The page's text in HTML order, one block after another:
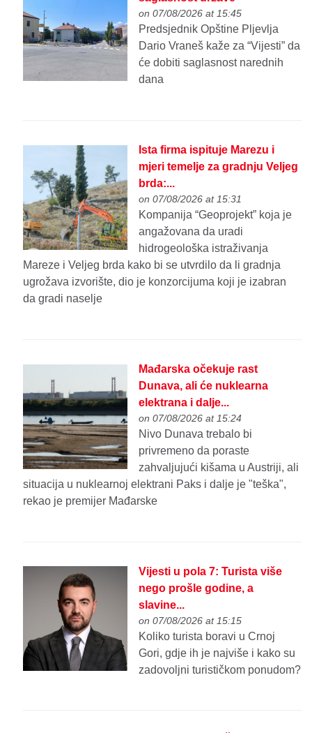
on 07/08/2026 at 15:45
Predsjednik Opštine Pljevlja
Dario Vraneš kaže za “Vijesti” da
će dobiti saglasnost narednih
dana
Ista firma ispituje Marezu i
mjeri temelje za gradnju Veljeg
brda:...
on 07/08/2026 at 15:31
Kompanija “Geoprojekt” koja je
angažovana da uradi
hidrogeološka istraživanja
Mareze i Veljeg brda kako bi se utvrdilo da li gradnja
ugrožava izvorište, dio je konzorcijuma koji je izabran
da gradi naselje
Mađarska očekuje rast
Dunava, ali će nuklearna
elektrana i dalje...
on 07/08/2026 at 15:24
Nivo Dunava trebalo bi
privremeno da poraste
zahvaljujući kišama u Austriji, ali
situacija u nuklearnoj elektrani Paks i dalje je "teška",
rekao je premijer Mađarske
Vijesti u pola 7: Turista više
nego prošle godine, a
slavine...
on 07/08/2026 at 15:15
Koliko turista boravi u Crnoj
Gori, gdje ih je najviše i kako su
zadovoljni turističkom ponudom?